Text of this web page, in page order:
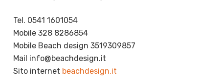
Tel. 0541 1601054
Mobile 328 8286854
Mobile Beach design 3519309857
Mail info@beachdesign.it
Sito internet beachdesign.it